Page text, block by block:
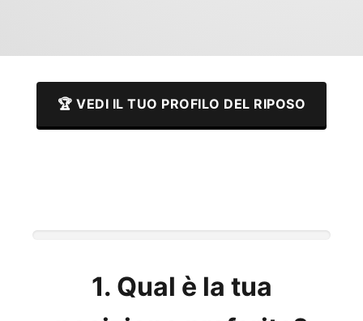
🏆 VEDI IL TUO PROFILO DEL RIPOSO
1. Qual è la tua